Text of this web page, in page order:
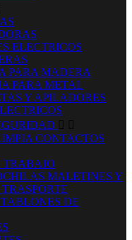
ELECTRICOS
PARA MADERA
PARA METAL
Y APILADORES
 
CONTACTOS
TRABAJO
MALETINES Y
DE